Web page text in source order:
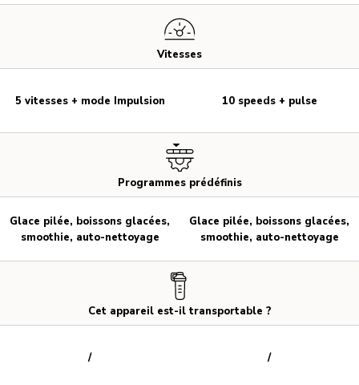
Vitesses
Programmes prédéfinis
Cet appareil est-il transportable ?
5 vitesses + mode Impulsion
Glace pilée, boissons glacées,
smoothie, auto-nettoyage
/
10 speeds + pulse
Glace pilée, boissons glacées,
smoothie, auto-nettoyage
/